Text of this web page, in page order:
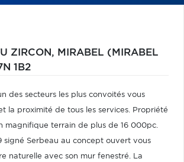
ZIRCON, MIRABEL (MIRABEL
1B2
des secteurs les plus convoités vous
la proximité de tous les services. Propriété
magnifique terrain de plus de 16 000pc.
signé Serbeau au concept ouvert vous
naturelle avec son mur fenestré. La